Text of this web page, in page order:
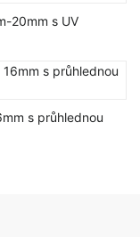
20mm s UV
s průhlednou